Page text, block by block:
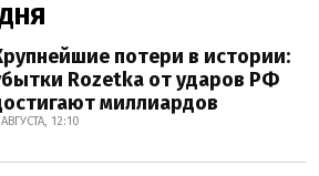
потери в истории:
Rozetka от ударов РФ
миллиардов
12:10